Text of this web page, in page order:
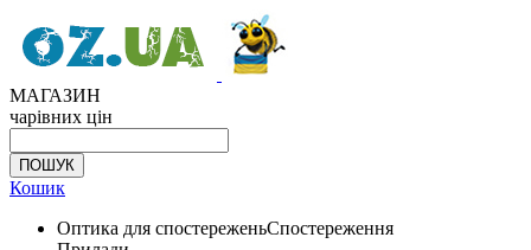
МАГАЗИН
чарівних цін
Кошик
Оптика для спостереженьСпостереження